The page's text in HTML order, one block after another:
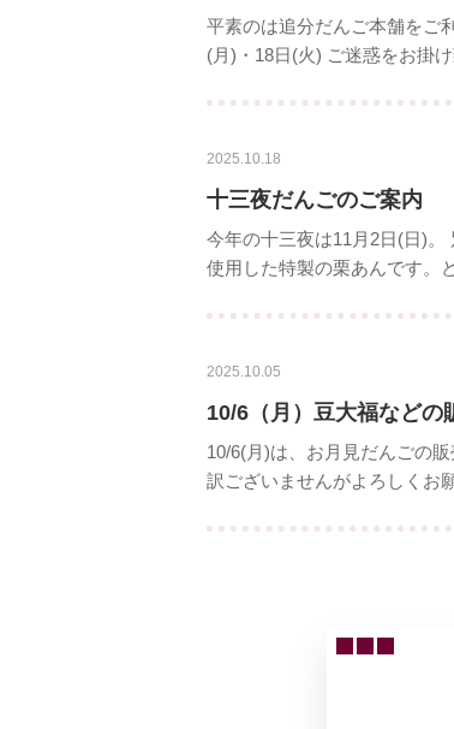
平素のは追分だんご本舗をご
(月)・18日(火) ご迷惑をお掛
2025.10.18
十三夜だんごのご案内
今年の十三夜は11月2日(日)
使用した特製の栗あんです。
2025.10.05
10/6（月）豆大福などの
10/6(月)は、お月見だんごの
訳ございませんがよろしくお